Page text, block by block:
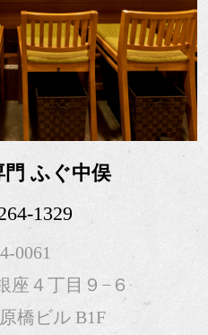
ふぐ中俣
1329
0061
座４丁目９−６
橋ビル B1F